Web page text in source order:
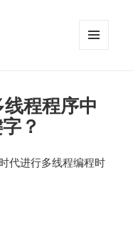
程程序中
？
代进行多线程编程时